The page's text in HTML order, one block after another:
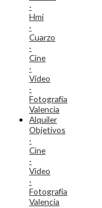
·
Hmi
·
Cuarzo
·
Cine
·
Vídeo
·
Fotografía
Valencia
Alquiler
Objetivos
·
Cine
·
Vídeo
·
Fotografía
Valencia